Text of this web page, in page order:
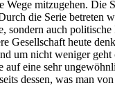
Wege mitzugehen. Die
die Serie betreten
sondern auch
Gesellschaft heute
um nicht weniger geht
auf eine sehr
dessen, was man von